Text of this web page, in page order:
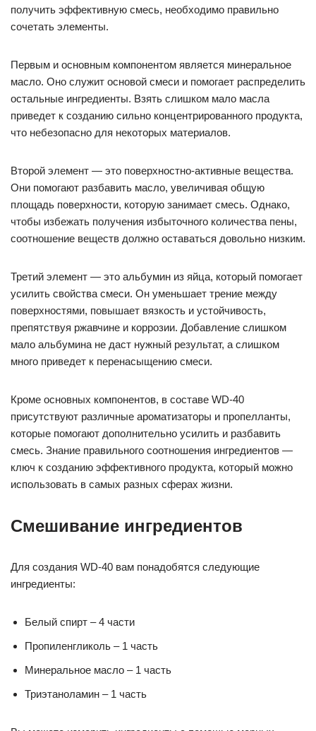
получить эффективную смесь, необходимо правильно
сочетать элементы.
Первым и основным компонентом является минеральное
масло. Оно служит основой смеси и помогает распределить
остальные ингредиенты. Взять слишком мало масла
приведет к созданию сильно концентрированного продукта,
что небезопасно для некоторых материалов.
Второй элемент — это поверхностно-активные вещества.
Они помогают разбавить масло, увеличивая общую
площадь поверхности, которую занимает смесь. Однако,
чтобы избежать получения избыточного количества пены,
соотношение веществ должно оставаться довольно низким.
Третий элемент — это альбумин из яйца, который помогает
усилить свойства смеси. Он уменьшает трение между
поверхностями, повышает вязкость и устойчивость,
препятствуя ржавчине и коррозии. Добавление слишком
мало альбумина не даст нужный результат, а слишком
много приведет к перенасыщению смеси.
Кроме основных компонентов, в составе WD-40
присутствуют различные ароматизаторы и пропелланты,
которые помогают дополнительно усилить и разбавить
смесь. Знание правильного соотношения ингредиентов —
ключ к созданию эффективного продукта, который можно
использовать в самых разных сферах жизни.
Смешивание ингредиентов
Для создания WD-40 вам понадобятся следующие
ингредиенты:
Белый спирт – 4 части
Пропиленгликоль – 1 часть
Минеральное масло – 1 часть
Триэтаноламин – 1 часть